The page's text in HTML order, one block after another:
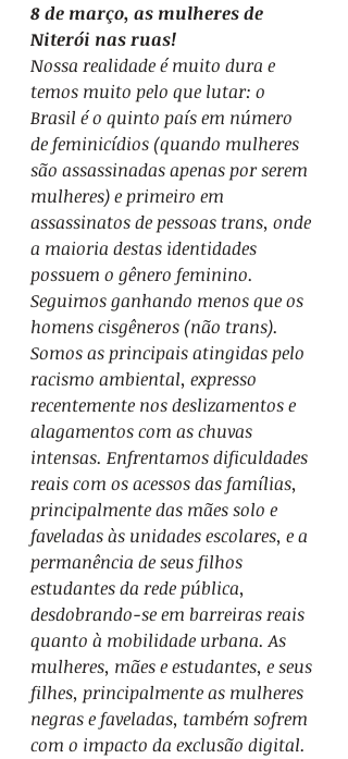
8 de março, as mulheres de
Niterói nas ruas!
Nossa realidade é muito dura e
temos muito pelo que lutar: o
Brasil é o quinto país em número
de feminicídios (quando mulheres
são assassinadas apenas por serem
mulheres) e primeiro em
assassinatos de pessoas trans, onde
a maioria destas identidades
possuem o gênero feminino.
Seguimos ganhando menos que os
homens cisgêneros (não trans).
Somos as principais atingidas pelo
racismo ambiental, expresso
recentemente nos deslizamentos e
alagamentos com as chuvas
intensas. Enfrentamos dificuldades
reais com os acessos das famílias,
principalmente das mães solo e
faveladas às unidades escolares, e a
permanência de seus filhos
estudantes da rede pública,
desdobrando-se em barreiras reais
quanto à mobilidade urbana. As
mulheres, mães e estudantes, e seus
filhes, principalmente as mulheres
negras e faveladas, também sofrem
com o impacto da exclusão digital.